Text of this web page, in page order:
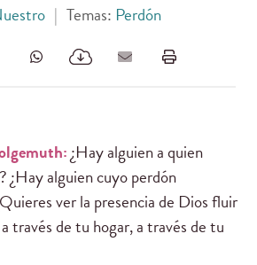
| Temas: Perdón
¿Hay alguien a quien
¿Hay alguien cuyo perdón
ver la presencia de Dios fluir
través de tu hogar, a través de tu